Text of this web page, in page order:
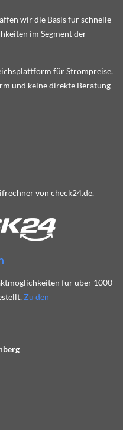
wir die Basis für schnelle
im Segment der
für Strompreise.
und keine direkte Beratung
von check24.de.
für über 1000
Zu den